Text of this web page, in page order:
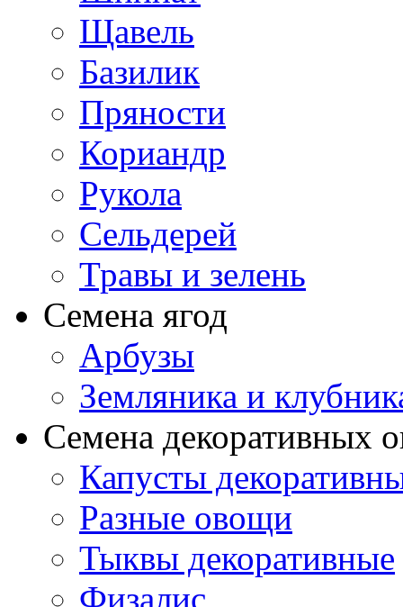
Щавель
Базилик
Пряности
Кориандр
Рукола
Сельдерей
Травы и зелень
Семена ягод
Арбузы
Земляника и
Семена декоративных
Капусты
Разные овощи
Тыквы декоративные
Физалис